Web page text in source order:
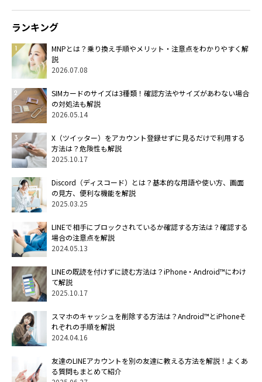
ランキング
MNPとは？乗り換え手順やメリット・注意点をわかりやすく解
説
2026.07.08
SIMカードのサイズは3種類！確認方法やサイズがあわない場合
の対処法も解説
2026.05.14
X（ツイッター）をアカウント登録せずに見るだけで利用する
方法は？危険性も解説
2025.10.17
Discord（ディスコード）とは？基本的な用語や使い方、画面
の見方、便利な機能を解説
2025.03.25
LINEで相手にブロックされているか確認する方法は？確認する
場合の注意点を解説
2024.05.13
LINEの既読を付けずに読む方法は？iPhone・Android™にわけ
て解説
2025.10.17
スマホのキャッシュを削除する方法は？Android™とiPhoneそ
れぞれの手順を解説
2024.04.16
友達のLINEアカウントを別の友達に教える方法を解説！よくあ
る質問もまとめて紹介